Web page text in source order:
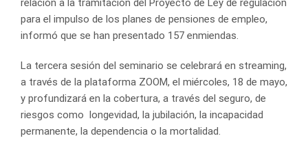
relación a la tramitación del Proyecto de Ley de regulación
para el impulso de los planes de pensiones de empleo,
informó que se han presentado 157 enmiendas.
La tercera sesión del seminario se celebrará en streaming,
a través de la plataforma ZOOM, el miércoles, 18 de mayo,
y profundizará en la cobertura, a través del seguro, de
riesgos como longevidad, la jubilación, la incapacidad
permanente, la dependencia o la mortalidad.